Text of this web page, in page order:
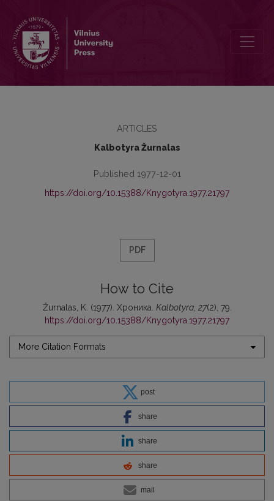
ARTICLES
Kalbotyra Žurnalas
Published 1977-12-01
https://doi.org/10.15388/Knygotyra.1977.21797
PDF
How to Cite
Žurnalas, K. (1977). Хроника. Kalbotyra, 27(2), 79.
https://doi.org/10.15388/Knygotyra.1977.21797
More Citation Formats
post
share
share
share
mail